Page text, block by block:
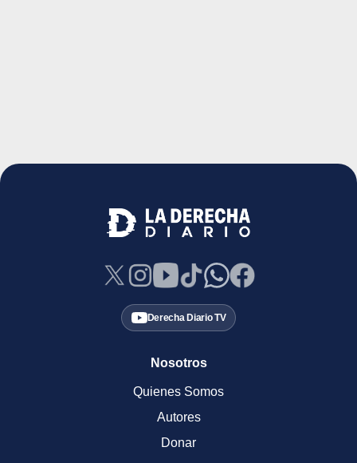
Derecha Diario TV
Nosotros
Quienes Somos
Autores
Donar